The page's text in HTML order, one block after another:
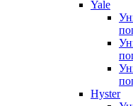
Yale
Hyster